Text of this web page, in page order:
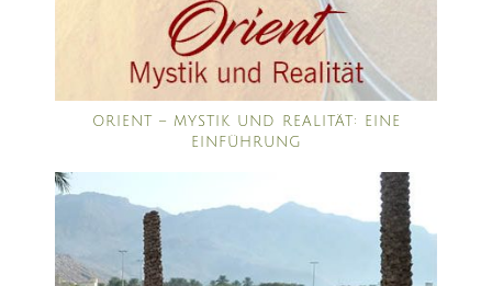
ORIENT – MYSTIK UND REALITÄT: EINE
EINFÜHRUNG